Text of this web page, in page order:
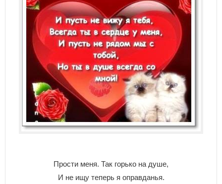
Прости меня. Так горько на душе,
И не ищу теперь я оправданья.